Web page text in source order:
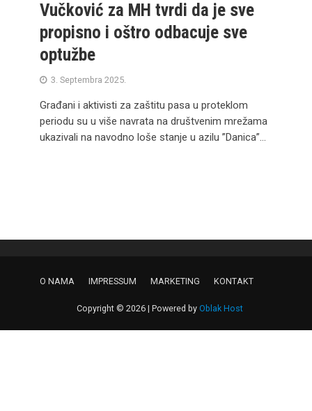
Vučković za MH tvrdi da je sve
propisno i oštro odbacuje sve
optužbe
3. Septembra 2025.
Građani i aktivisti za zaštitu pasa u proteklom
periodu su u više navrata na društvenim mrežama
ukazivali na navodno loše stanje u azilu ”Danica”...
O NAMA IMPRESSUM MARKETING KONTAKT
Copyright © 2026 | Powered by Oblak Host